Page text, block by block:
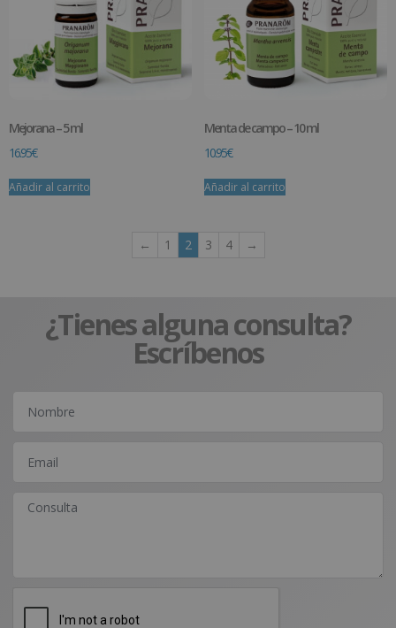
Mejorana – 5 ml
16.95€
Añadir al carrito
Menta de campo – 10 ml
10.95€
Añadir al carrito
← 1 2 3 4 →
¿Tienes alguna consulta?
Escríbenos